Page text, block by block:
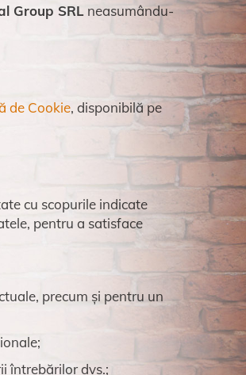
Group SRL neasumându-
de Cookie, disponibilă pe
cu scopurile indicate
pentru a satisface
precum și pentru un
întrebărilor dvs.;